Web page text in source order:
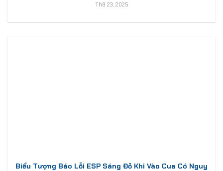
Th9 23, 2025
Biểu Tượng Báo Lỗi ESP Sáng Đỏ Khi Vào Cua Có Nguy